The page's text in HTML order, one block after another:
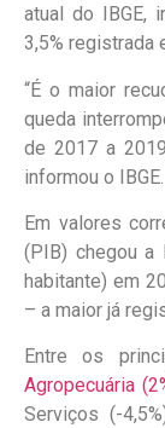
atual do IBGE,
3,5% registrada
“É o maior
queda
de 2017 a
informou o IBGE.
Em valores
(PIB) chegou a
habitante) em
– a maior já
Entre os
Agropecuária
Serviços (-